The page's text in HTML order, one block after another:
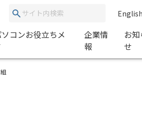
English
コンお役立ちメ
企業情
報
お知
せ